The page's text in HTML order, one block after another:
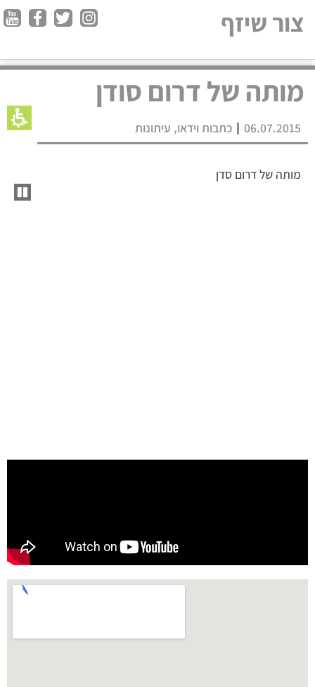
צור שיזף
מותה של דרום סודן
06.07.2015 כתבות וידאו, עיתונות
מותה של דרום סדן